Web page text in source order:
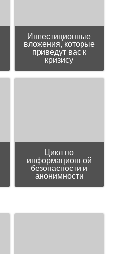
Инвестиционные
вложения, которые
приведут вас к
кризису
Цикл пo
информационной
безопасности и
анонимности